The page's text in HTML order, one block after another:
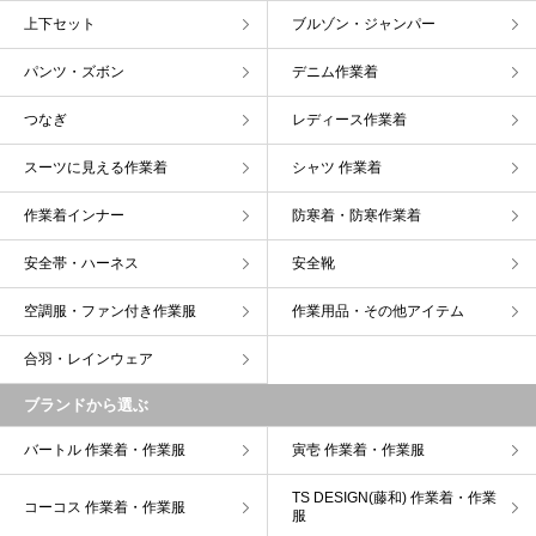
上下セット ブルゾン・ジャンパー
パンツ・ズボン デニム作業着
つなぎ レディース作業着
スーツに見える作業着 シャツ 作業着
作業着インナー 防寒着・防寒作業着
安全帯・ハーネス 安全靴
空調服・ファン付き作業服 作業用品・その他アイテム
合羽・レインウェア
ブランドから選ぶ
バートル 作業着・作業服 寅壱 作業着・作業服
コーコス 作業着・作業服
TS DESIGN(藤和) 作業着・作業
服